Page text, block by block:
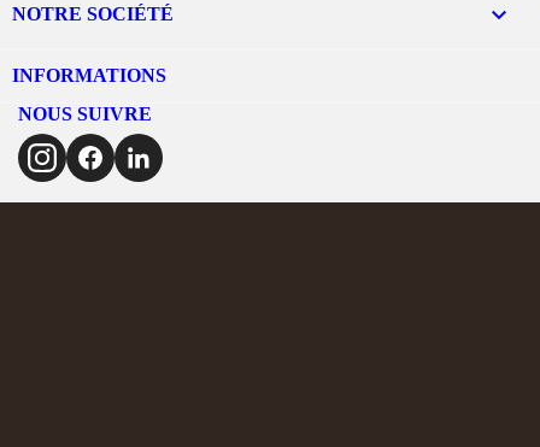
NOTRE SOCIÉTÉ 
INFORMATIONS
NOUS SUIVRE